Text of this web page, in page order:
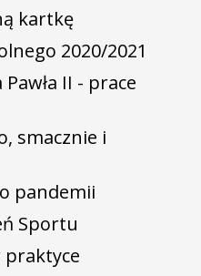
kartkę
2020/2021
II - prace
smacznie i
pandemii
Sportu
praktyce